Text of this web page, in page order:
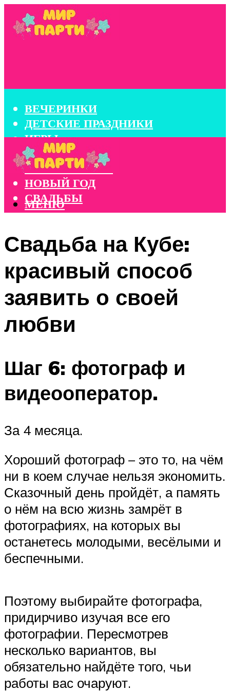
ВЕЧЕРИНКИ
ДЕТСКИЕ ПРАЗДНИКИ
ИГРЫ
КОНКУРСЫ
КОРПОРАТИВЫ
НОВЫЙ ГОД
СВАДЬБЫ
МЕНЮ
Свадьба на Кубе:
красивый способ
заявить о своей
любви
Шаг 6: фотограф и
видеооператор.
За 4 месяца.
Хороший фотограф – это то, на чём
ни в коем случае нельзя экономить.
Сказочный день пройдёт, а память
о нём на всю жизнь замрёт в
фотографиях, на которых вы
останетесь молодыми, весёлыми и
беспечными.
Поэтому выбирайте фотографа,
придирчиво изучая все его
фотографии. Пересмотрев
несколько вариантов, вы
обязательно найдёте того, чьи
работы вас очаруют.